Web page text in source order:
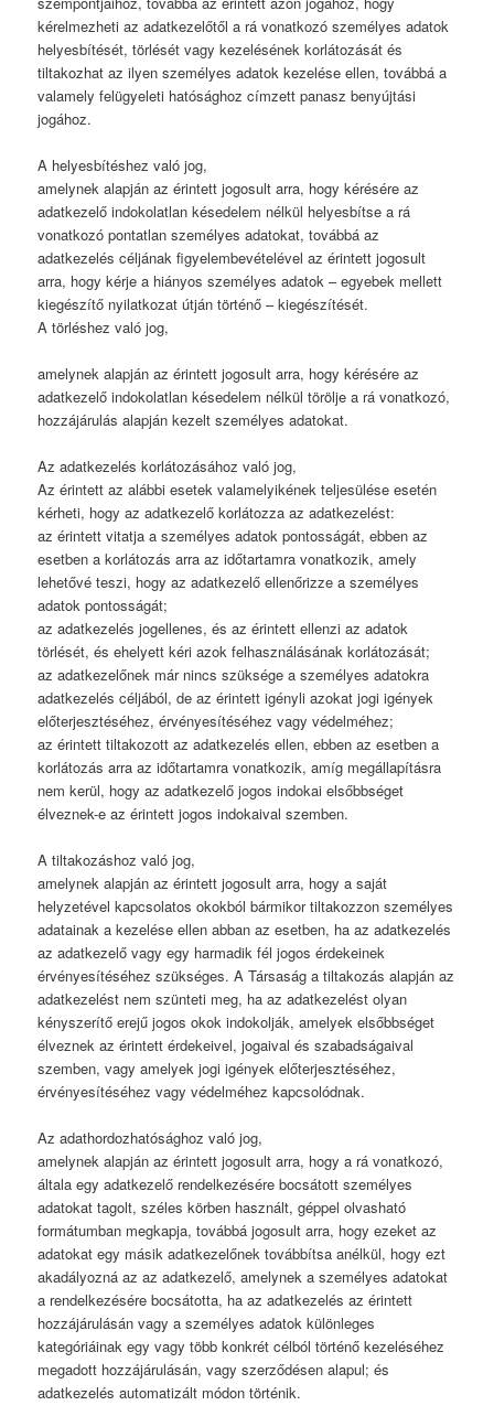
kérelmezheti az adatkezelőtől a rá vonatkozó személyes adatok
helyesbítését, törlését vagy kezelésének korlátozását és
tiltakozhat az ilyen személyes adatok kezelése ellen, továbbá a
valamely felügyeleti hatósághoz címzett panasz benyújtási
jogához.
A helyesbítéshez való jog,
amelynek alapján az érintett jogosult arra, hogy kérésére az
adatkezelő indokolatlan késedelem nélkül helyesbítse a rá
vonatkozó pontatlan személyes adatokat, továbbá az
adatkezelés céljának figyelembevételével az érintett jogosult
arra, hogy kérje a hiányos személyes adatok – egyebek mellett
kiegészítő nyilatkozat útján történő – kiegészítését.
A törléshez való jog,
amelynek alapján az érintett jogosult arra, hogy kérésére az
adatkezelő indokolatlan késedelem nélkül törölje a rá vonatkozó,
hozzájárulás alapján kezelt személyes adatokat.
Az adatkezelés korlátozásához való jog,
Az érintett az alábbi esetek valamelyikének teljesülése esetén
kérheti, hogy az adatkezelő korlátozza az adatkezelést:
az érintett vitatja a személyes adatok pontosságát, ebben az
esetben a korlátozás arra az időtartamra vonatkozik, amely
lehetővé teszi, hogy az adatkezelő ellenőrizze a személyes
adatok pontosságát;
az adatkezelés jogellenes, és az érintett ellenzi az adatok
törlését, és ehelyett kéri azok felhasználásának korlátozását;
az adatkezelőnek már nincs szüksége a személyes adatokra
adatkezelés céljából, de az érintett igényli azokat jogi igények
előterjesztéséhez, érvényesítéséhez vagy védelméhez;
az érintett tiltakozott az adatkezelés ellen, ebben az esetben a
korlátozás arra az időtartamra vonatkozik, amíg megállapításra
nem kerül, hogy az adatkezelő jogos indokai elsőbbséget
élveznek-e az érintett jogos indokaival szemben.
A tiltakozáshoz való jog,
amelynek alapján az érintett jogosult arra, hogy a saját
helyzetével kapcsolatos okokból bármikor tiltakozzon személyes
adatainak a kezelése ellen abban az esetben, ha az adatkezelés
az adatkezelő vagy egy harmadik fél jogos érdekeinek
érvényesítéséhez szükséges. A Társaság a tiltakozás alapján az
adatkezelést nem szünteti meg, ha az adatkezelést olyan
kényszerítő erejű jogos okok indokolják, amelyek elsőbbséget
élveznek az érintett érdekeivel, jogaival és szabadságaival
szemben, vagy amelyek jogi igények előterjesztéséhez,
érvényesítéséhez vagy védelméhez kapcsolódnak.
Az adathordozhatósághoz való jog,
amelynek alapján az érintett jogosult arra, hogy a rá vonatkozó,
általa egy adatkezelő rendelkezésére bocsátott személyes
adatokat tagolt, széles körben használt, géppel olvasható
formátumban megkapja, továbbá jogosult arra, hogy ezeket az
adatokat egy másik adatkezelőnek továbbítsa anélkül, hogy ezt
akadályozná az az adatkezelő, amelynek a személyes adatokat
a rendelkezésére bocsátotta, ha az adatkezelés az érintett
hozzájárulásán vagy a személyes adatok különleges
kategóriáinak egy vagy több konkrét célból történő kezeléséhez
megadott hozzájárulásán, vagy szerződésen alapul; és
adatkezelés automatizált módon történik.